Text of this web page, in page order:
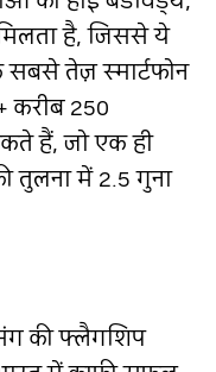
है, जिससे ये
सबसे तेज़ स्मार्टफोन
करीब 250
हैं, जो एक ही
तुलना में 2.5 गुना
की फ्लैगशिप